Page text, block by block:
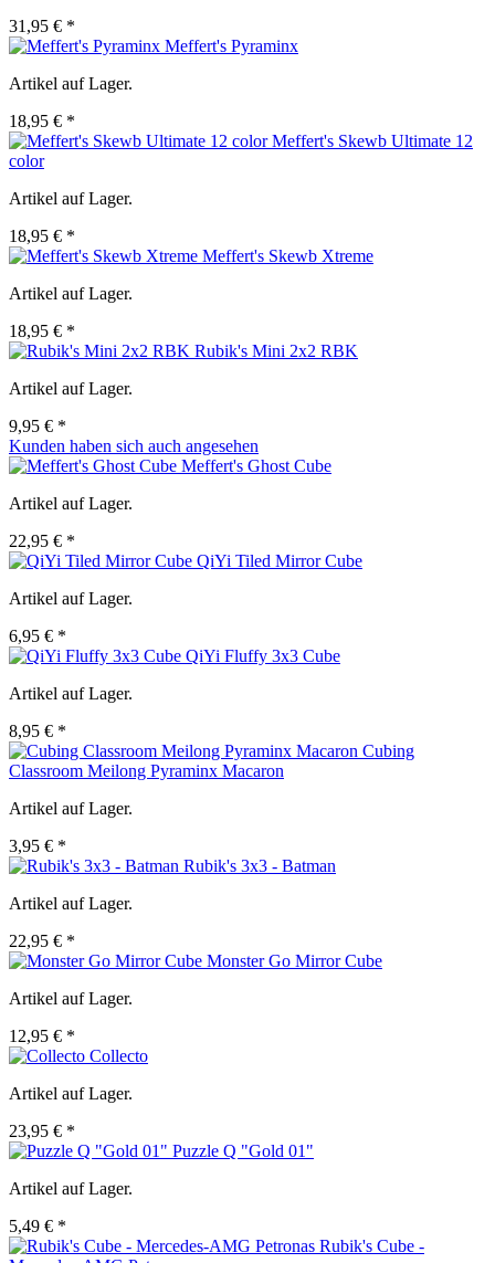
31,95 € *
Meffert's Pyraminx
Artikel auf Lager.
18,95 € *
Meffert's Skewb Ultimate 12
color
Artikel auf Lager.
18,95 € *
Meffert's Skewb Xtreme
Artikel auf Lager.
18,95 € *
Rubik's Mini 2x2 RBK
Artikel auf Lager.
9,95 € *
Kunden haben sich auch angesehen
Meffert's Ghost Cube
Artikel auf Lager.
22,95 € *
QiYi Tiled Mirror Cube
Artikel auf Lager.
6,95 € *
QiYi Fluffy 3x3 Cube
Artikel auf Lager.
8,95 € *
Cubing
Classroom Meilong Pyraminx Macaron
Artikel auf Lager.
3,95 € *
Rubik's 3x3 - Batman
Artikel auf Lager.
22,95 € *
Monster Go Mirror Cube
Artikel auf Lager.
12,95 € *
Collecto
Artikel auf Lager.
23,95 € *
Puzzle Q "Gold 01"
Artikel auf Lager.
5,49 € *
Rubik's Cube -